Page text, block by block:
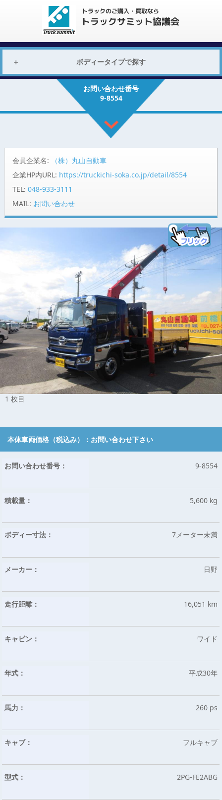
ボディータイプで探す
お問い合わせ番号
9-8554
会員企業名:
（株）丸山自動車
企業HP内URL: https://truckichi-soka.co.jp/detail/8554
TEL: 048-933-3111
MAIL: お問い合わせ
1 枚目
本体車両価格（税込み）： お問い合わせ下さい
お問い合わせ番号： 9-8554
積載量： 5,600 kg
ボディー寸法： 7メーター未満
メーカー： 日野
走行距離： 16,051 km
キャビン： ワイド
年式： 平成30年
馬力： 260 ps
キャブ： フルキャブ
型式： 2PG-FE2ABG